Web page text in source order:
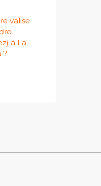
valise
à La
?